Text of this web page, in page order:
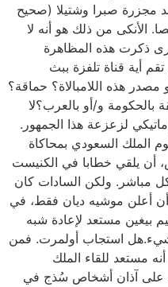
بعد مجزرة صبرا وشتيلا (صحيح
يوم عمل) حوالي 250 شخصا. الأنكى من ذلك هو أنه لا
ذكرت هذه المظاهرة
أية قناة تلفزة ببث
مصدر هذه اللامبالاة؟ حماقة؟
بالحكومة و/أو بالعرب؟لا
لزعزعة هذا الجمهور.
الملك السعودي بمحاكاة
أن يلقي خطابا في الكنيست
مباشر. ولكن السادات كان
أعلن موشيه ديان فقط، في
بيغين مستعد لإعادة شبه
بشيء.هل استجاب أولمرت. فمن
مستعد للقاء الملك
على آذان أشخاص سُذج في